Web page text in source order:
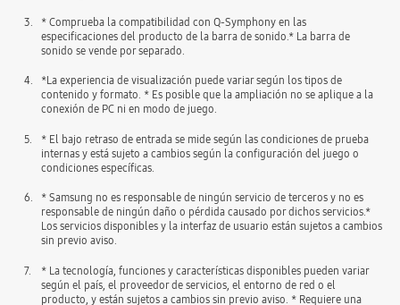
3.
* Comprueba la compatibilidad con Q-Symphony en las
especificaciones del producto de la barra de sonido.* La barra de
sonido se vende por separado.
4.
*La experiencia de visualización puede variar según los tipos de
contenido y formato. * Es posible que la ampliación no se aplique a la
conexión de PC ni en modo de juego.
5.
* El bajo retraso de entrada se mide según las condiciones de prueba
internas y está sujeto a cambios según la configuración del juego o
condiciones específicas.
6.
* Samsung no es responsable de ningún servicio de terceros y no es
responsable de ningún daño o pérdida causado por dichos servicios.*
Los servicios disponibles y la interfaz de usuario están sujetos a cambios
sin previo aviso.
7.
* La tecnología, funciones y características disponibles pueden variar
según el país, el proveedor de servicios, el entorno de red o el
producto, y están sujetos a cambios sin previo aviso. * Requiere una